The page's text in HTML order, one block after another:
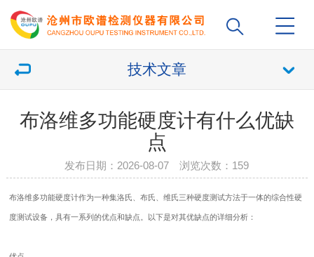
技术文章
布洛维多功能硬度计有什么优缺
点
发布日期：2026-08-07 浏览次数： 159
布洛维多功能硬度计作为一种集洛氏、布氏、维氏三种硬度测试方法于一体的综合性硬
度测试设备，具有一系列的优点和缺点。以下是对其优缺点的详细分析：